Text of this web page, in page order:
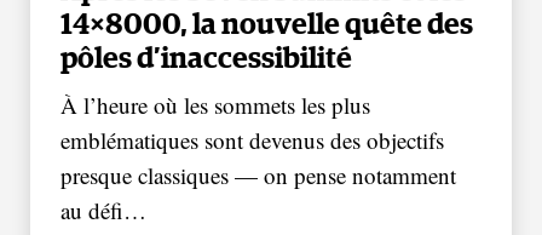
14×8000, la nouvelle quête des
pôles d’inaccessibilité
À l’heure où les sommets les plus
emblématiques sont devenus des objectifs
presque classiques — on pense notamment
au défi…